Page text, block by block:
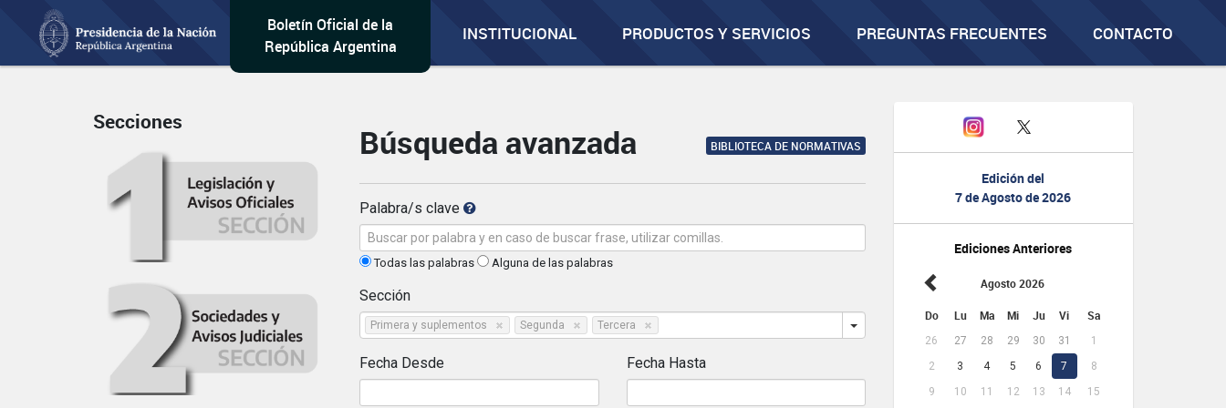
Boletín Oficial de la
República Argentina
INSTITUCIONAL PRODUCTOS Y SERVICIOS PREGUNTAS FRECUENTES CONTACTO
Edición del
7 de Agosto de 2026
Ediciones Anteriores
Agosto 2026
Do Lu Ma Mi Ju Vi Sa
26 27 28 29 30 31
1
2
3 4 5 6 7
8
9
10 11 12 13 14 15
Secciones Búsqueda avanzada BIBLIOTECA DE NORMATIVAS
Palabra/s clave
Todas las palabras Alguna de las palabras
Sección
Primera y suplementos Segunda Tercera
Fecha Desde Fecha Hasta